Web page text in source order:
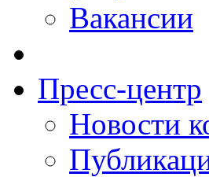
Вакансии
Пресс-центр
Новости